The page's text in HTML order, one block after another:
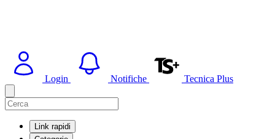
Login Notifiche Tecnica Plus
Link rapidi